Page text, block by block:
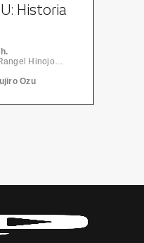
Historia
Cineteca "Alejandra Rangel Hinojosa" - Centro de las Artes | CONARTE
Ozu